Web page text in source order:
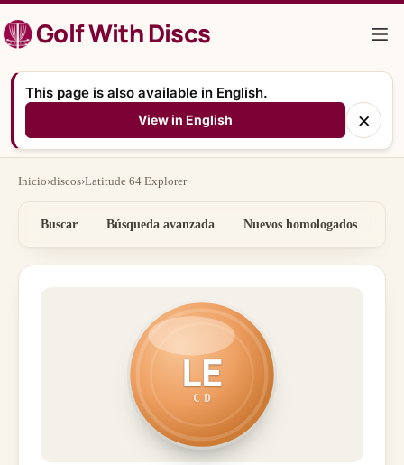
al
contenidoGolf With Discs
This page is also available in English.
View in English ×
Inicio›discos›Latitude 64 Explorer
Buscar Búsqueda avanzada Nuevos homologados
LE
CD